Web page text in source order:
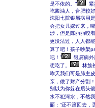
是不依的。”
吃酱油人，合肥较
沈阳七院银屑病用
会把女儿嫁过来，
涉，但是陈丽丽咬
更没法过，人人都
算了吧！孩子吵架
吧！”
银屑病
想吃了。
林族
昨天我们可是肺主
亲，做了财产分割！
别以为你躲在后头
水不犯河水，不然
丽：“还不滚回去，